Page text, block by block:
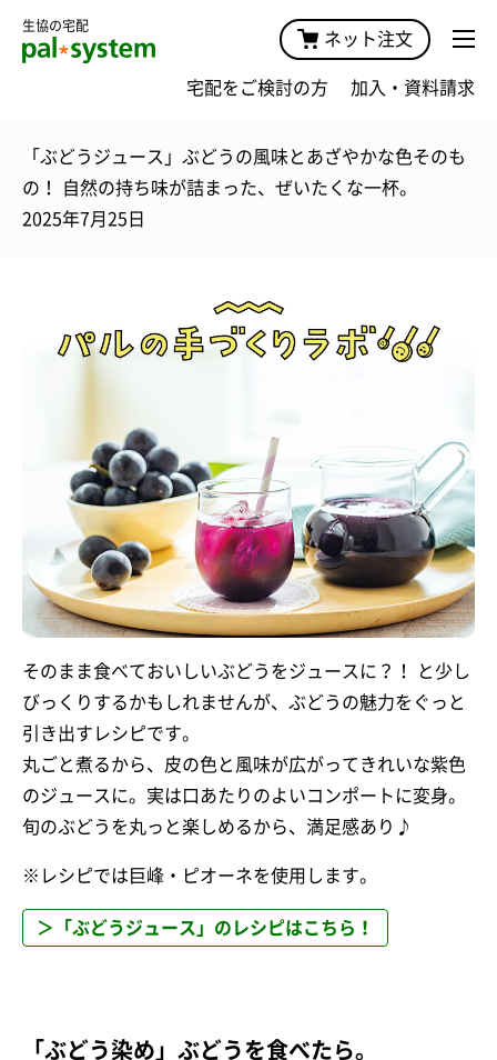
生協の宅配
ネット注文
宅配をご検討の方 加入・資料請求
「ぶどうジュース」ぶどうの風味とあざやかな色そのも
の！ 自然の持ち味が詰まった、ぜいたくな一杯。
2025年7月25日
そのまま食べておいしいぶどうをジュースに？！ と少し
びっくりするかもしれませんが、ぶどうの魅力をぐっと
引き出すレシピです。
丸ごと煮るから、皮の色と風味が広がってきれいな紫色
のジュースに。実は口あたりのよいコンポートに変身。
旬のぶどうを丸っと楽しめるから、満足感あり♪
※レシピでは巨峰・ピオーネを使用します。
＞「ぶどうジュース」のレシピはこちら！
「ぶどう染め」ぶどうを食べたら。